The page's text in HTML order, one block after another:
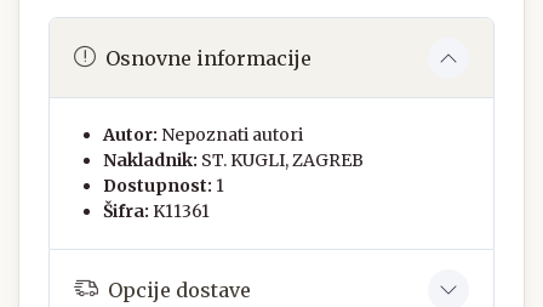
Osnovne informacije
Autor: Nepoznati autori
Nakladnik: ST. KUGLI, ZAGREB
Dostupnost: 1
Šifra: K11361
Opcije dostave